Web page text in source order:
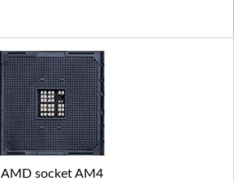
AMD socket AM4